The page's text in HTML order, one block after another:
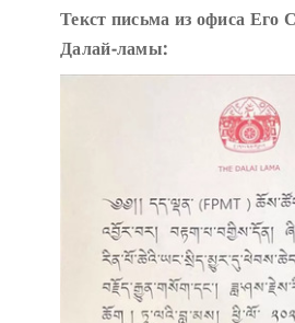
Текст письма из офиса Его
Далай-ламы: